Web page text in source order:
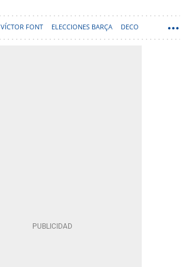
VÍCTOR FONT ELECCIONES BARÇA DECO